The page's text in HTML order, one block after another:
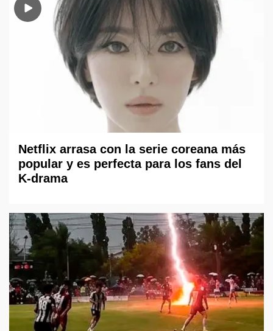
Netflix arrasa con la serie coreana más
popular y es perfecta para los fans del
K-drama